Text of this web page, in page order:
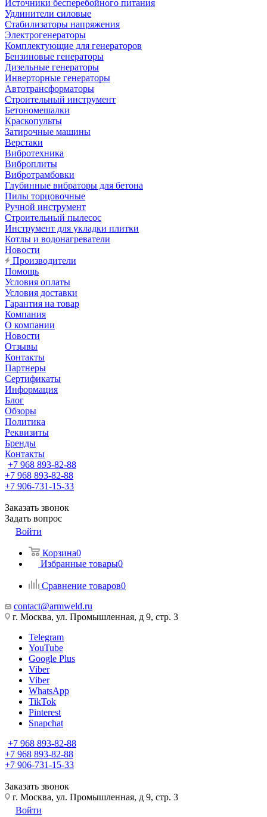
Источники бесперебойного питания
Удлинители силовые
Стабилизаторы напряжения
Электрогенераторы
Комплектующие для генераторов
Бензиновые генераторы
Дизельные генераторы
Инверторные генераторы
Автотрансформаторы
Строительный инструмент
Бетономешалки
Краскопульты
Затирочные машины
Верстаки
Вибротехника
Виброплиты
Вибротрамбовки
Глубинные вибраторы для бетона
Пилы торцовочные
Ручной инструмент
Строительный пылесос
Инструмент для укладки плитки
Котлы и водонагреватели
Новости
Производители
Помощь
Условия оплаты
Условия доставки
Гарантия на товар
Компания
О компании
Новости
Отзывы
Контакты
Партнеры
Сертификаты
Информация
Блог
Обзоры
Политика
Реквизиты
Бренды
Контакты
+7 968 893-82-88
+7 968 893-82-88
+7 906-731-15-33
Заказать звонок
Задать вопрос
Войти
Корзина0
Избранные товары0
Сравнение товаров0
contact@armweld.ru
г. Москва, ул. Промышленная, д 9, стр. 3
Telegram
YouTube
Google Plus
Viber
Viber
WhatsApp
TikTok
Pinterest
Snapchat
+7 968 893-82-88
+7 968 893-82-88
+7 906-731-15-33
Заказать звонок
г. Москва, ул. Промышленная, д 9, стр. 3
Войти